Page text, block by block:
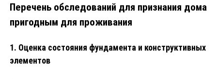
Перечень обследований для признания дома
пригодным для проживания
1. Оценка состояния фундамента и конструктивных
элементов